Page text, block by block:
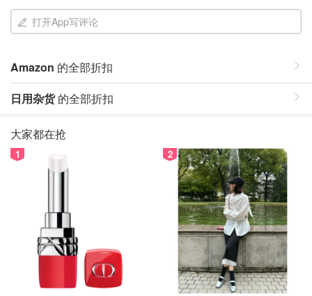
打开App写评论
Amazon 的全部折扣
日用杂货的全部折扣
大家都在抢
1 2